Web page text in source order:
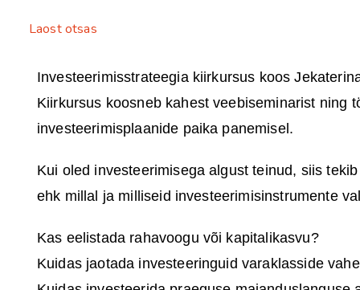
Laost otsas
Investeerimisstrateegia kiirkursus koos
Kiirkursus koosneb kahest veebiseminarist ning
investeerimisplaanide paika panemisel.
Kui oled investeerimisega algust teinud, siis
ehk millal ja milliseid investeerimisinstrumente
Kas eelistada rahavoogu või kapitalikasvu?
Kuidas jaotada investeeringuid varaklasside